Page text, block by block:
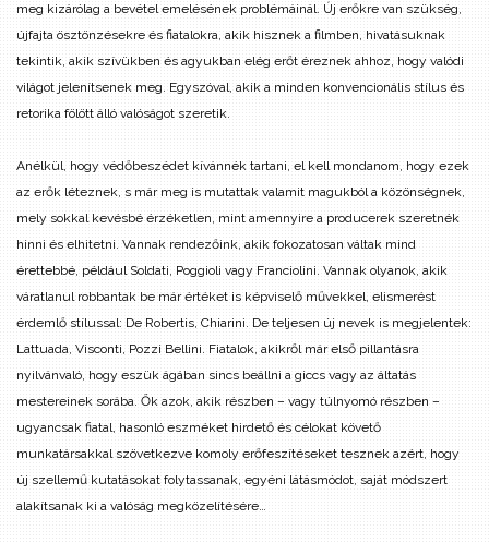
meg kizárólag a bevétel emelésének problémáinál. Új erőkre van szükség,
újfajta ösztönzésekre és fiatalokra, akik hisznek a filmben, hivatásuknak
tekintik, akik szívükben és agyukban elég erőt éreznek ahhoz, hogy valódi
világot jelenítsenek meg. Egyszóval, akik a minden konvencionális stílus és
retorika fölött álló valóságot szeretik.
Anélkül, hogy védőbeszédet kívánnék tartani, el kell mondanom, hogy ezek
az erők léteznek, s már meg is mutattak valamit magukból a közönségnek,
mely sokkal kevésbé érzéketlen, mint amennyire a producerek szeretnék
hinni és elhitetni. Vannak rendezőink, akik fokozatosan váltak mind
érettebbé, például Soldati, Poggioli vagy Franciolini. Vannak olyanok, akik
váratlanul robbantak be már értéket is képviselő művekkel, elismerést
érdemlő stílussal: De Robertis, Chiarini. De teljesen új nevek is megjelentek:
Lattuada, Visconti, Pozzi Bellini. Fiatalok, akikről már első pillantásra
nyilvánvaló, hogy eszük ágában sincs beállni a giccs vagy az áltatás
mestereinek sorába. Ők azok, akik részben – vagy túlnyomó részben –
ugyancsak fiatal, hasonló eszméket hirdető és célokat követő
munkatársakkal szövetkezve komoly erőfeszítéseket tesznek azért, hogy
új szellemű kutatásokat folytassanak, egyéni látásmódot, saját módszert
alakítsanak ki a valóság megközelítésére…